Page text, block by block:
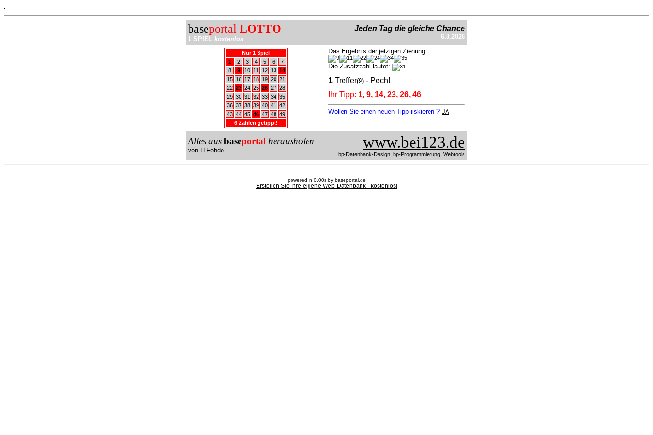
baseportal LOTTO
1 SPIEL kostenlos
Jeden Tag die gleiche Chance
6.8.2026
Nur 1 Spiel
1
2 3 4 5 6
7
8
9 10 11 12 13 14
15
16 17 18 19 20 21
22 23 24 25 26 27 28
29 30 31 32 33 34 35
36 37 38 39 40 41
42
43 44 45 46 47 48 49
6 Zahlen getippt!
Das Ergebnis der jetzigen Ziehung:
Die Zusatzzahl lautet:
1 Treffer(9) - Pech!
Ihr Tipp: 1, 9, 14, 23, 26, 46
Wollen Sie einen neuen Tipp riskieren ? JA
Alles aus baseportal herausholen
von H.Fehde www.bei123.de
bp-Datenbank-Design, bp-Programmierung, Webtools
powered in 0.00s by baseportal.de
Erstellen Sie Ihre eigene Web-Datenbank - kostenlos!